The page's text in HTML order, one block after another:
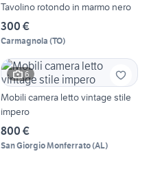
Tavolino rotondo in marmo nero
300 €
Carmagnola (TO)
6
Mobili camera letto vintage stile
impero
800 €
San Giorgio Monferrato(AL)